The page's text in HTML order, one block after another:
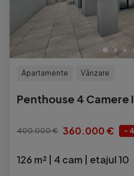
Apartamente Vânzare
Penthouse 4 Camere
400.000 € 360.000 € -
126 m² 4 cam etajul 10